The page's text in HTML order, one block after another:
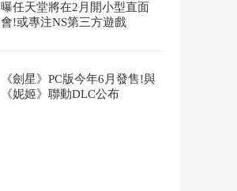
曝任天堂將在2月開小型直面
會!或專注NS第三方遊戲
《劍星》PC版今年6月發售!與
《妮姬》聯動DLC公布